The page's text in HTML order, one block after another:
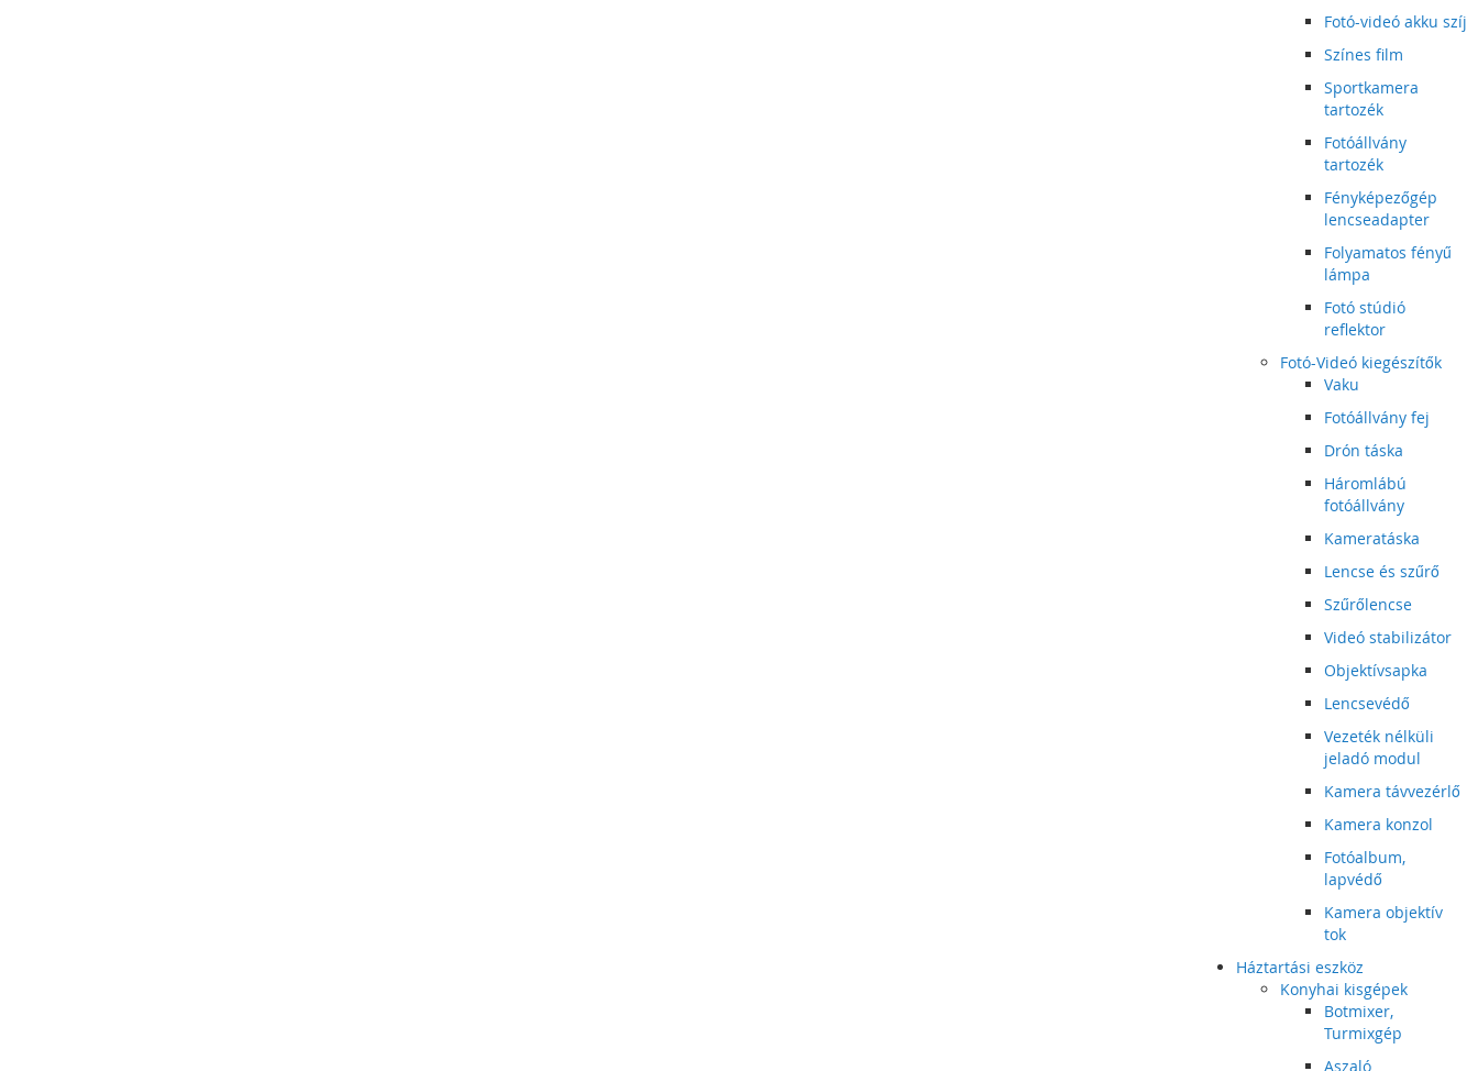
Fotó-videó akku szíj
Színes film
Sportkamera
tartozék
Fotóállvány
tartozék
Fényképezőgép
lencseadapter
Folyamatos fényű
lámpa
Fotó stúdió
reflektor
Fotó-Videó kiegészítők
Vaku
Fotóállvány fej
Drón táska
Háromlábú
fotóállvány
Kameratáska
Lencse és szűrő
Szűrőlencse
Videó stabilizátor
Objektívsapka
Lencsevédő
Vezeték nélküli
jeladó modul
Kamera távvezérlő
Kamera konzol
Fotóalbum,
lapvédő
Kamera objektív
tok
Háztartási eszköz
Konyhai kisgépek
Botmixer,
Turmixgép
Aszaló